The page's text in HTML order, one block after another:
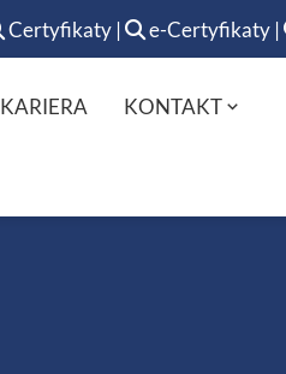
Certyfikaty | e-Certyfikaty |
KARIERA KONTAKT